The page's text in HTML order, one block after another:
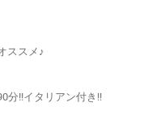
ススメ♪
分!!イタリアン付き!!